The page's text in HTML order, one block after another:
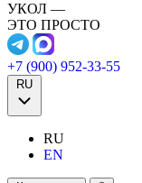
УКОЛ —
ЭТО ПРОСТО
+7 (900) 952-33-55
RU
RU
EN